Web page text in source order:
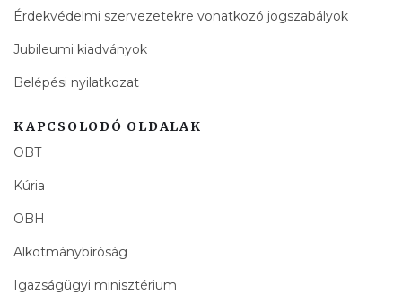
Érdekvédelmi szervezetekre vonatkozó jogszabályok
Jubileumi kiadványok
Belépési nyilatkozat
KAPCSOLODÓ OLDALAK
OBT
Kúria
OBH
Alkotmánybíróság
Igazságügyi minisztérium